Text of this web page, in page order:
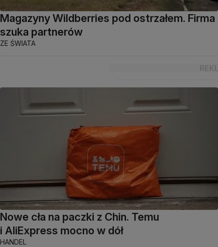
Magazyny Wildberries pod ostrzałem. Firma
szuka partnerów
ZE ŚWIATA
Nowe cła na paczki z Chin. Temu
i AliExpress mocno w dół
HANDEL